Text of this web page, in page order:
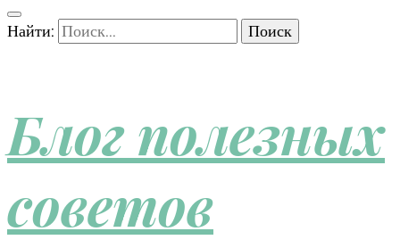
Найти:
Блог полезных
советов